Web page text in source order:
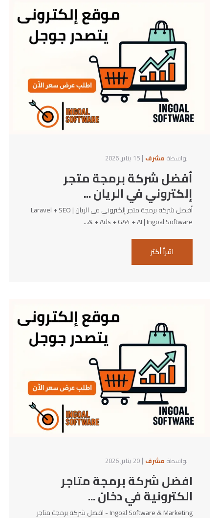
بواسطة مشرف | 15 يناير, 2026
أفضل شركة برمجة متجر
إلكتروني في الريان ...
أفضل شركة برمجة متجر إلكتروني في الريان | Laravel + SEO
+ Ads + GA4 + AI | Ingoal Software &...
اقرأ أكثر
بواسطة مشرف | 20 يناير, 2026
افضل شركة برمجة متاجر
الكترونية في دخان ...
Ingoal Software & Marketing - افضل شركة برمجة متاجر